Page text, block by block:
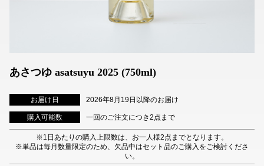
あさつゆ asatsuyu 2025 (750ml)
お届け日 2026年8月19日以降のお届け
購入可能数 一回のご注文につき2点まで
※1日あたりの購入上限数は、お一人様2点までとなります。
※単品は毎月数量限定のため、欠品中はセット品のご購入をご検討くださ
い。